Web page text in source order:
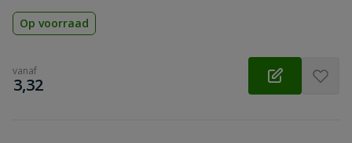
Op voorraad
vanaf
€
3,32